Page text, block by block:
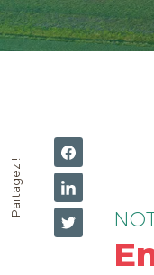
Partagez !